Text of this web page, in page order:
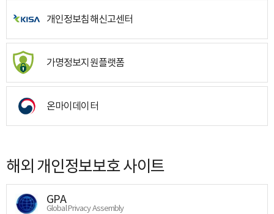
개인정보침해신고센터
가명정보지원플랫폼
온마이데이터
해외 개인정보보호 사이트
GPA
Global Privacy Assembly